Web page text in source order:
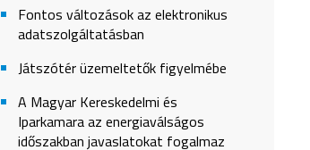
Fontos változások az elektronikus
adatszolgáltatásban
Játszótér üzemeltetők figyelmébe
A Magyar Kereskedelmi és
Iparkamara az energiaválságos
időszakban javaslatokat fogalmaz